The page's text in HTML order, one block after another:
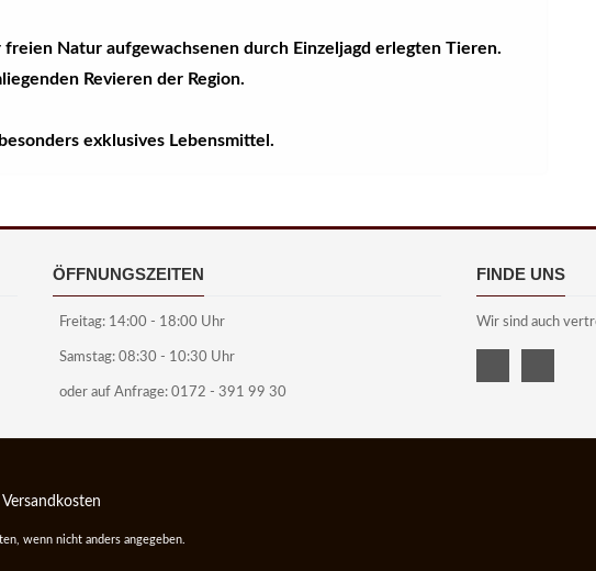
Natur aufgewachsenen durch Einzeljagd erlegten Tieren.
Revieren der Region.
exklusives Lebensmittel.
ÖFFNUNGSZEITEN
Freitag: 14:00 - 18:00 Uhr
Samstag: 08:30 - 10:30 Uhr
oder auf Anfrage: 0172 - 391 99 30
FINDE UNS
Wir sind auch
Versandkosten
wenn nicht anders angegeben.